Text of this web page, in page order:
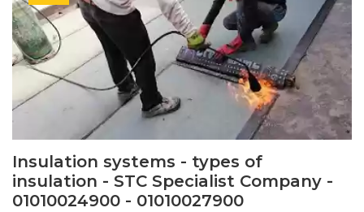
Insulation systems - types of
insulation - STC Specialist Company -
01010024900 - 01010027900